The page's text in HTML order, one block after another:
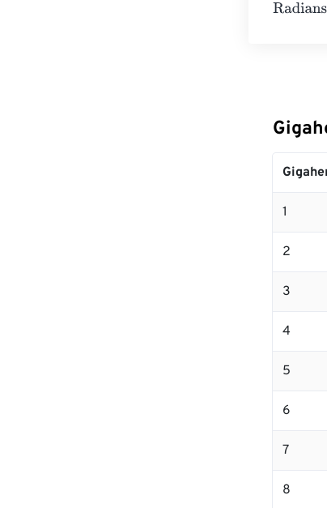
Radians
1
2
3
4
5
6
7
8